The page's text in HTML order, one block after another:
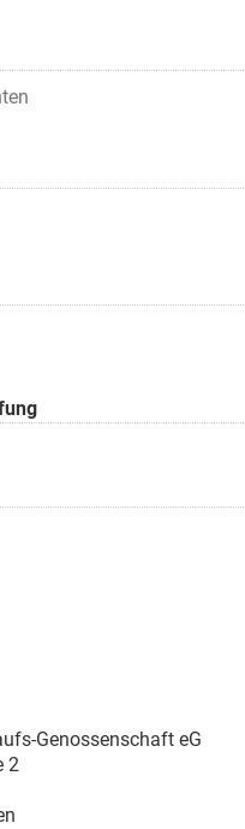
Genossenschaft eG
2